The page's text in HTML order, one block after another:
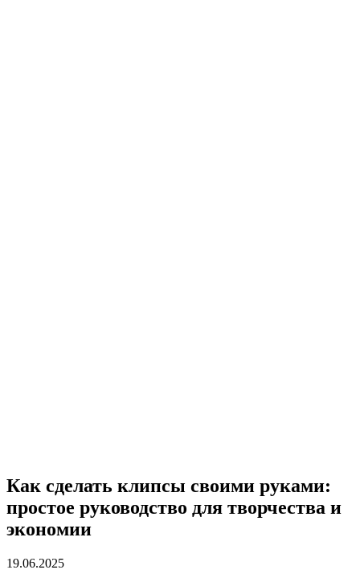
Как сделать клипсы своими руками:
простое руководство для творчества и
экономии
19.06.2025